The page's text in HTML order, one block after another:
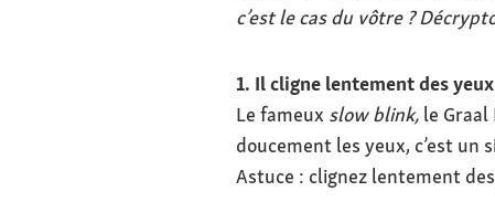
c’est le cas du vôtre ?
1. Il cligne lentement des yeux
Le fameux slow blink, le Graal
doucement les yeux, c’est un
Astuce : clignez lentement